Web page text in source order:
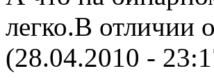
легко.В отличии
(28.04.2010 -